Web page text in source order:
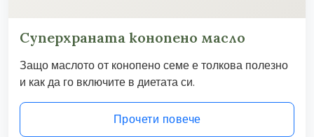
Суперхраната конопено масло
Защо маслото от конопено семе е толкова полезно
и как да го включите в диетата си.
Прочети повече